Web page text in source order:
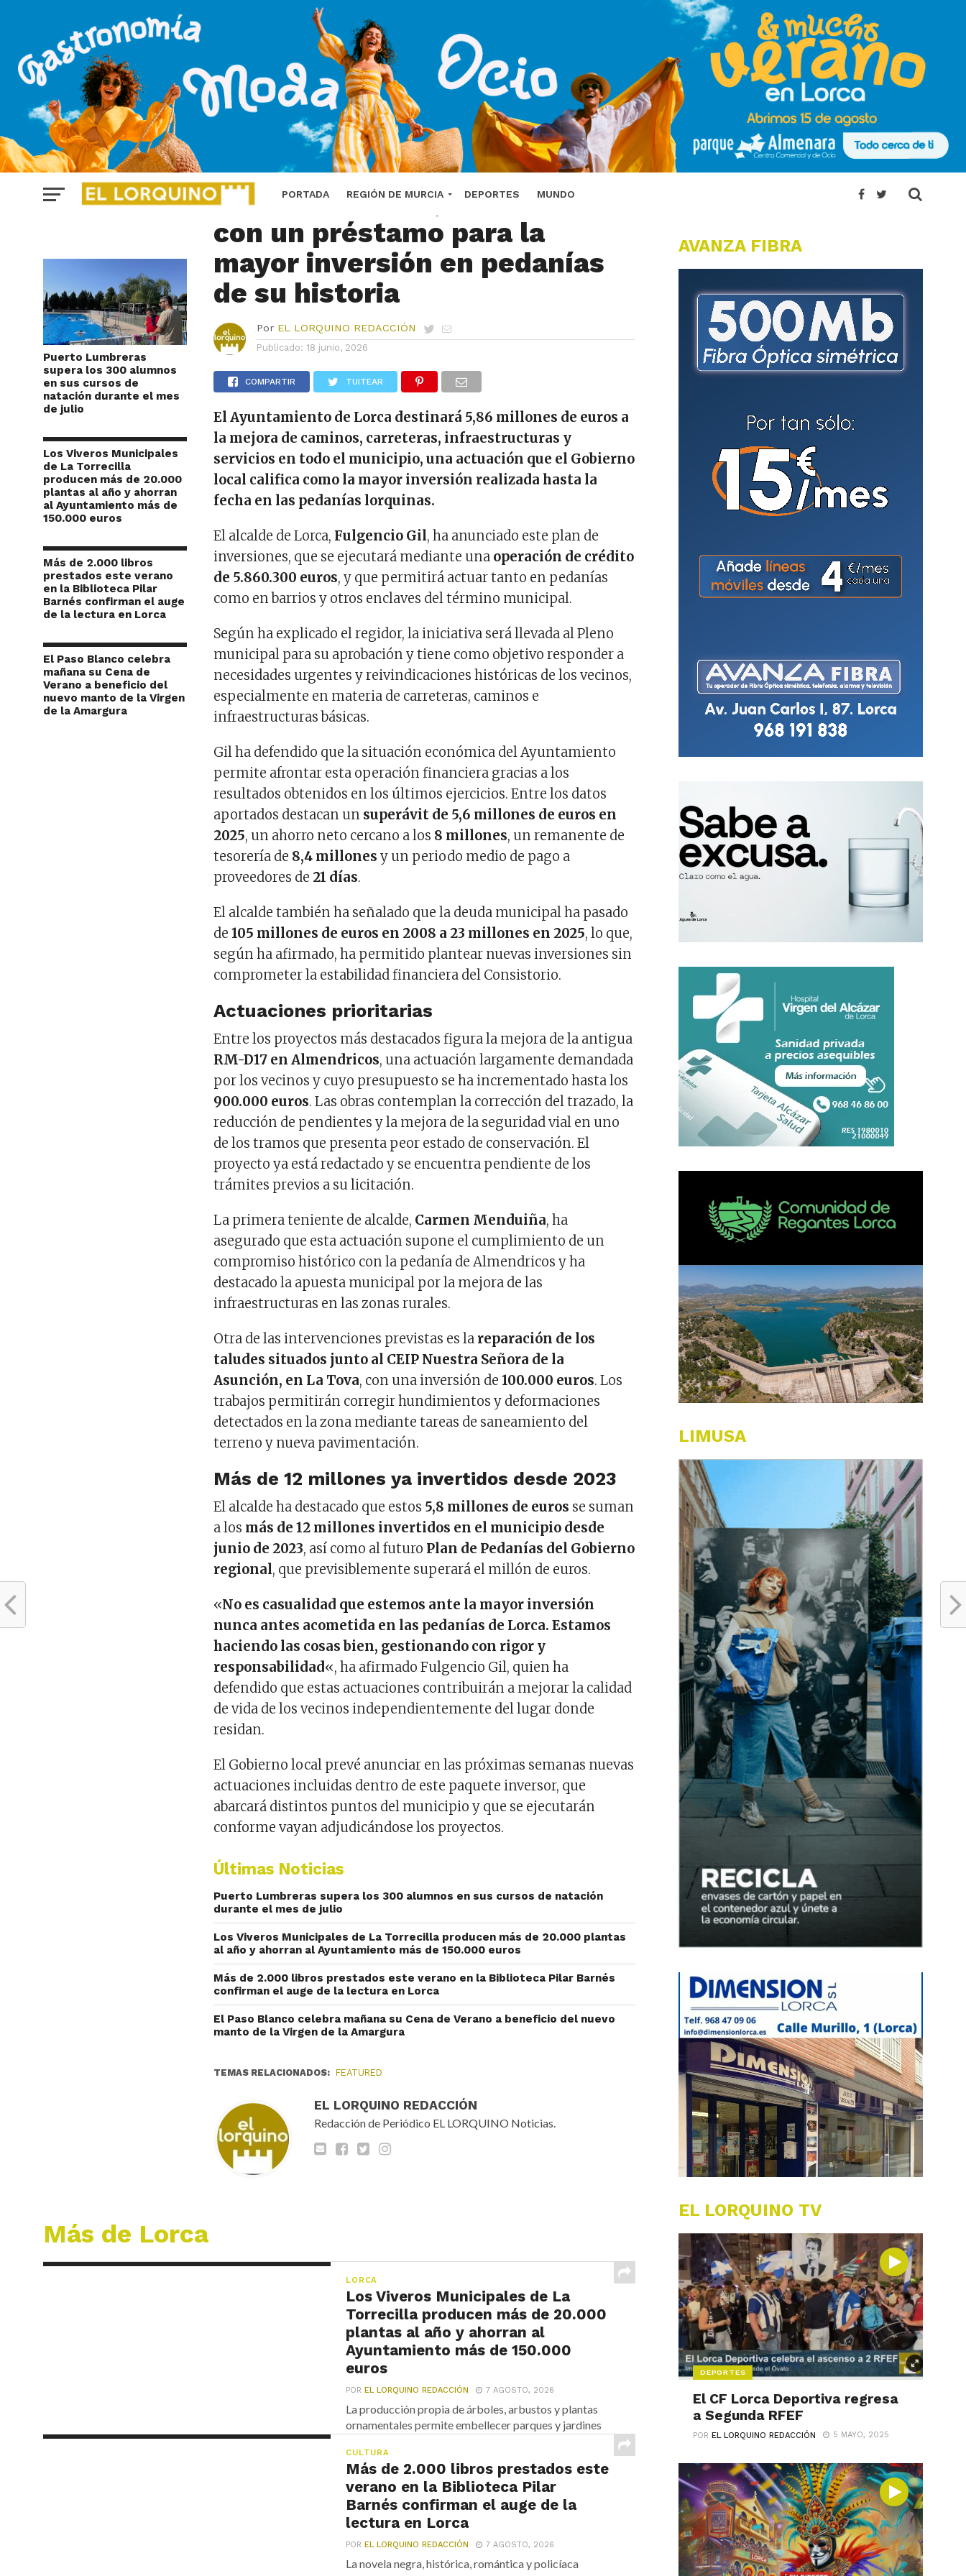
PORTADA REGIÓN DE MURCIA DEPORTES MUNDO
Puerto Lumbreras
supera los 300 alumnos
en sus cursos de
natación durante el mes
de julio
Los Viveros Municipales
de La Torrecilla
producen más de 20.000
plantas al año y ahorran
al Ayuntamiento más de
150.000 euros
Más de 2.000 libros
prestados este verano
en la Biblioteca Pilar
Barnés confirman el auge
de la lectura en Lorca
El Paso Blanco celebra
mañana su Cena de
Verano a beneficio del
nuevo manto de la Virgen
de la Amargura
LORCA
Lorca moviliza 5,8 millones
con un préstamo para la
mayor inversión en pedanías
de su historia
Por EL LORQUINO REDACCIÓN
Publicado: 18 junio, 2026
COMPARTIR TUITEAR
El Ayuntamiento de Lorca destinará 5,86 millones de euros a
la mejora de caminos, carreteras, infraestructuras y
servicios en todo el municipio, una actuación que el Gobierno
local califica como la mayor inversión realizada hasta la
fecha en las pedanías lorquinas.
El alcalde de Lorca, Fulgencio Gil, ha anunciado este plan de
inversiones, que se ejecutará mediante una operación de crédito
de 5.860.300 euros, y que permitirá actuar tanto en pedanías
como en barrios y otros enclaves del término municipal.
Según ha explicado el regidor, la iniciativa será llevada al Pleno
municipal para su aprobación y tiene como objetivo responder a
necesidades urgentes y reivindicaciones históricas de los vecinos,
especialmente en materia de carreteras, caminos e
infraestructuras básicas.
Gil ha defendido que la situación económica del Ayuntamiento
permite afrontar esta operación financiera gracias a los
resultados obtenidos en los últimos ejercicios. Entre los datos
aportados destacan un superávit de 5,6 millones de euros en
2025, un ahorro neto cercano a los 8 millones, un remanente de
tesorería de 8,4 millones y un periodo medio de pago a
proveedores de 21 días.
El alcalde también ha señalado que la deuda municipal ha pasado
de105 millones de euros en 2008 a 23 millones en 2025, lo que,
según ha afirmado, ha permitido plantear nuevas inversiones sin
comprometer la estabilidad financiera del Consistorio.
Actuaciones prioritarias
Entre los proyectos más destacados figura la mejora de la antigua
RM-D17 en Almendricos, una actuación largamente demandada
por los vecinos y cuyo presupuesto se ha incrementado hasta los
900.000 euros. Las obras contemplan la corrección del trazado, la
reducción de pendientes y la mejora de la seguridad vial en uno
de los tramos que presenta peor estado de conservación. El
proyecto ya está redactado y se encuentra pendiente de los
trámites previos a su licitación.
La primera teniente de alcalde, Carmen Menduiña, ha
asegurado que esta actuación supone el cumplimiento de un
compromiso histórico con la pedanía de Almendricos y ha
destacado la apuesta municipal por la mejora de las
infraestructuras en las zonas rurales.
Otra de las intervenciones previstas es la reparación de los
taludes situados junto al CEIP Nuestra Señora de la
Asunción, en La Tova, con una inversión de100.000 euros. Los
trabajos permitirán corregir hundimientos y deformaciones
detectados en la zona mediante tareas de saneamiento del
terreno y nueva pavimentación.
Más de 12 millones ya invertidos desde 2023
El alcalde ha destacado que estos 5,8 millones de euros se suman
a los más de 12 millones invertidos en el municipio desde
junio de 2023, así como al futuro Plan de Pedanías del Gobierno
regional, que previsiblemente superará el millón de euros.
«No es casualidad que estemos ante la mayor inversión
nunca antes acometida en las pedanías de Lorca. Estamos
haciendo las cosas bien, gestionando con rigor y
responsabilidad«, ha afirmado Fulgencio Gil, quien ha
defendido que estas actuaciones contribuirán a mejorar la calidad
de vida de los vecinos independientemente del lugar donde
residan.
El Gobierno local prevé anunciar en las próximas semanas nuevas
actuaciones incluidas dentro de este paquete inversor, que
abarcará distintos puntos del municipio y que se ejecutarán
conforme vayan adjudicándose los proyectos.
Últimas Noticias
Puerto Lumbreras supera los 300 alumnos en sus cursos de natación
durante el mes de julio
Los Viveros Municipales de La Torrecilla producen más de 20.000 plantas
al año y ahorran al Ayuntamiento más de 150.000 euros
Más de 2.000 libros prestados este verano en la Biblioteca Pilar Barnés
confirman el auge de la lectura en Lorca
El Paso Blanco celebra mañana su Cena de Verano a beneficio del nuevo
manto de la Virgen de la Amargura
TEMAS RELACIONADOS: FEATURED
EL LORQUINO REDACCIÓN
Redacción de Periódico EL LORQUINO Noticias.
Más de Lorca
LORCA
Los Viveros Municipales de La
Torrecilla producen más de 20.000
plantas al año y ahorran al
Ayuntamiento más de 150.000
euros
POREL LORQUINO REDACCIÓN 7 AGOSTO, 2026
La producción propia de árboles, arbustos y plantas
ornamentales permite embellecer parques y jardines
CULTURA
Más de 2.000 libros prestados este
verano en la Biblioteca Pilar
Barnés confirman el auge de la
lectura en Lorca
POREL LORQUINO REDACCIÓN 7 AGOSTO, 2026
La novela negra, histórica, romántica y policíaca
AVANZA FIBRA
LIMUSA
EL LORQUINO TV
DEPORTES
El CF Lorca Deportiva regresa
a Segunda RFEF
POREL LORQUINO REDACCIÓN 5 MAYO, 2025